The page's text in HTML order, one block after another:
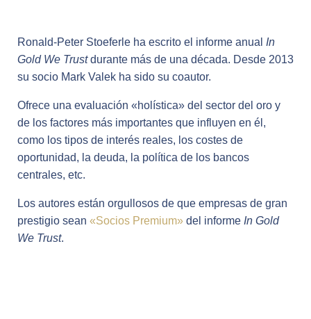
Ronald-Peter Stoeferle ha escrito el informe anual In
Gold We Trustdurante más de una década. Desde 2013
su socio Mark Valek ha sido su coautor.
Ofrece una evaluación «holística» del sector del oro y
de los factores más importantes que influyen en él,
como los tipos de interés reales, los costes de
oportunidad, la deuda, la política de los bancos
centrales, etc.
Los autores están orgullosos de que empresas de gran
prestigio sean «Socios Premium» del informe In Gold
We Trust.